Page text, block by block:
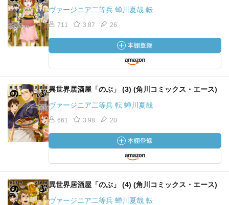
ヴァージニア二等兵 蝉川夏哉 転
711 3.87 26
異世界居酒屋「のぶ」 (3) (角川コミックス・エース)
ヴァージニア二等兵 転 蝉川夏哉
661 3.98 20
異世界居酒屋「のぶ」 (4) (角川コミックス・エース)
ヴァージニア二等兵 蝉川夏哉 転